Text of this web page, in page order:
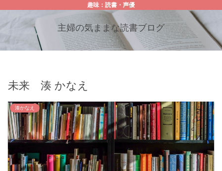
趣味：読書・声優
主婦の気ままな読書ブログ
未来 湊 かなえ
湊かなえ